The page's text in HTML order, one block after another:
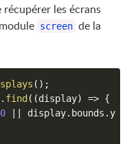
les écrans
screen de la
( ) ;
. find ( (display) => {
0 display. bounds .y